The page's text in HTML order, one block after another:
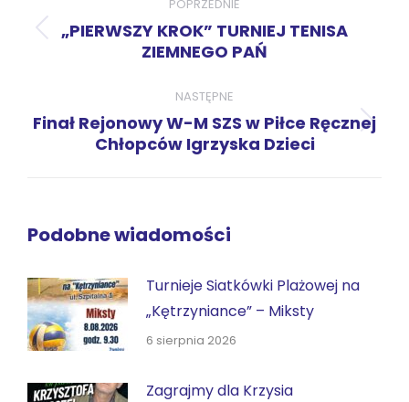
POPRZEDNIE
Poprzedni
wpis:
„PIERWSZY KROK” TURNIEJ TENISA
ZIEMNEGO PAŃ
NASTĘPNE
Następny
wpis:
Finał Rejonowy W-M SZS w Piłce Ręcznej
Chłopców Igrzyska Dzieci
Podobne wiadomości
Turnieje Siatkówki Plażowej na
„Kętrzyniance” – Miksty
6 sierpnia 2026
Zagrajmy dla Krzysia